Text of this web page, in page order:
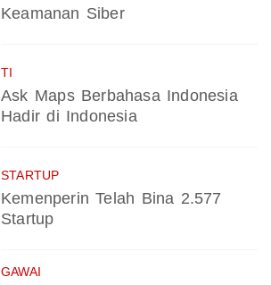
Keamanan Siber
TI
Ask Maps Berbahasa Indonesia
Hadir di Indonesia
STARTUP
Kemenperin Telah Bina 2.577
Startup
GAWAI